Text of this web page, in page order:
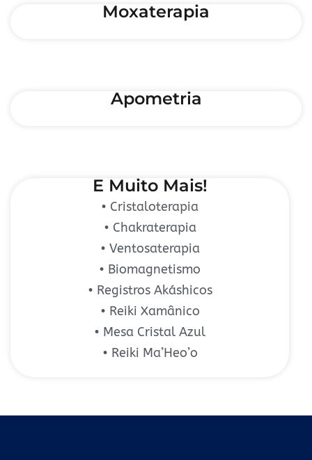
Moxaterapia
Apometria
E Muito Mais!
• Cristaloterapia
• Chakraterapia
• Ventosaterapia
• Biomagnetismo
• Registros Akáshicos
• Reiki Xamânico
• Mesa Cristal Azul
• Reiki Ma’Heo’o